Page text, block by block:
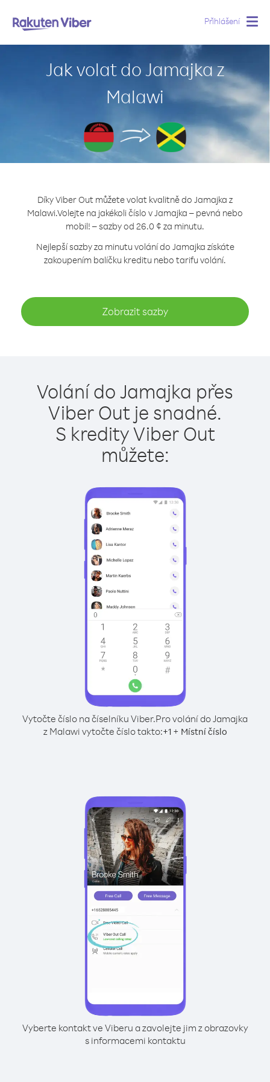
Přihlášení
Jak volat do Jamajka z
Malawi
Díky Viber Out můžete volat kvalitně do Jamajka z
Malawi.Volejte na jakékoli číslo v Jamajka – pevná nebo
mobil! – sazby od 26.0 ¢ za minutu.
Nejlepší sazby za minutu volání do Jamajka získáte
zakoupením balíčku kreditu nebo tarifu volání.
Zobrazit sazby
Volání do Jamajka přes
Viber Out je snadné.
S kredity Viber Out
můžete:
Vytočte číslo na číselníku Viber.Pro volání do Jamajka
z Malawi vytočte číslo takto:+1+ Místní číslo
Vyberte kontakt ve Viberu a zavolejte jim z obrazovky
s informacemi kontaktu